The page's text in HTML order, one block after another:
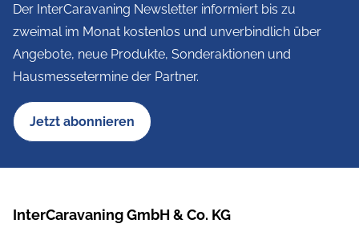
Der InterCaravaning Newsletter informiert bis zu
zweimal im Monat kostenlos und unverbindlich über
Angebote, neue Produkte, Sonderaktionen und
Hausmessetermine der Partner.
Jetzt abonnieren
InterCaravaning GmbH & Co. KG